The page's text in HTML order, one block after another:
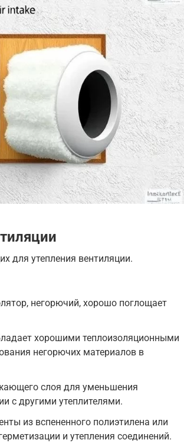
для утепления вентиляции.
негорючий, хорошо поглощает
хорошими теплоизоляционными
негорючих материалов в
слоя для уменьшения
с другими утеплителями.
из вспененного полиэтилена или
и утепления соединений.